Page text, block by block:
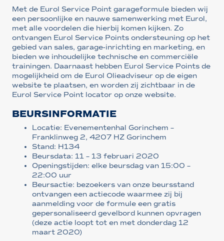
Met de Eurol Service Point garageformule bieden wij
een persoonlijke en nauwe samenwerking met Eurol,
met alle voordelen die hierbij komen kijken. Zo
ontvangen Eurol Service Points ondersteuning op het
gebied van sales, garage-inrichting en marketing, en
bieden we inhoudelijke technische en commerciële
trainingen. Daarnaast hebben Eurol Service Points de
mogelijkheid om de Eurol Olieadviseur op de eigen
website te plaatsen, en worden zij zichtbaar in de
Eurol Service Point locator op onze website.
BEURSINFORMATIE
Locatie: Evenementenhal Gorinchem –
Franklinweg 2, 4207 HZ Gorinchem
Stand: H134
Beursdata: 11 – 13 februari 2020
Openingstijden: elke beursdag van 15:00 –
22:00 uur
Beursactie: bezoekers van onze beursstand
ontvangen een actiecode waarmee zij bij
aanmelding voor de formule een gratis
gepersonaliseerd gevelbord kunnen opvragen
(deze actie loopt tot en met donderdag 12
maart 2020)